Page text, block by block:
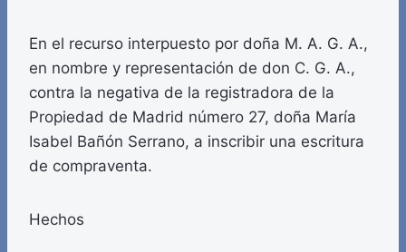
En el recurso interpuesto por doña M. A. G. A.,
en nombre y representación de don C. G. A.,
contra la negativa de la registradora de la
Propiedad de Madrid número 27, doña María
Isabel Bañón Serrano, a inscribir una escritura
de compraventa.
Hechos